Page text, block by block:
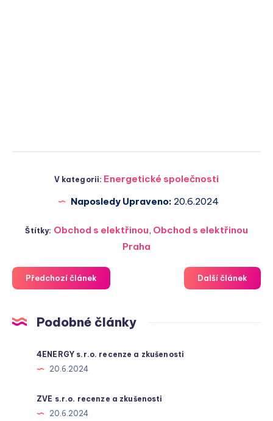
V kategorii: Energetické společnosti
Naposledy Upraveno: 20.6.2024
Štítky: Obchod s elektřinou, Obchod s elektřinou
Praha
Předchozí článek Další článek
Podobné články
4ENERGY s.r.o. recenze a zkušenosti
20.6.2024
ZVE s.r.o. recenze a zkušenosti
20.6.2024